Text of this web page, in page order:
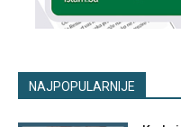
NAJPOPULARNIJE